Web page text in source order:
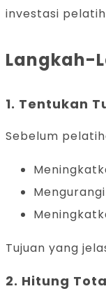
investasi
Langkah-
1. Tentukan
Sebelum
Tujuan yang
2. Hitung